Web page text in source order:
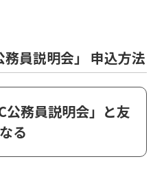
員説明会」 申込方法
公務員説明会」と友
る